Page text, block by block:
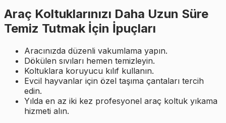
Araç Koltuklarınızı Daha Uzun Süre
Temiz Tutmak İçin İpuçları
Aracınızda düzenli vakumlama yapın.
Dökülen sıvıları hemen temizleyin.
Koltuklara koruyucu kılıf kullanın.
Evcil hayvanlar için özel taşıma çantaları tercih
edin.
Yılda en az iki kez profesyonel araç koltuk yıkama
hizmeti alın.